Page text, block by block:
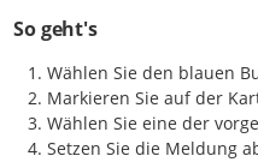
So geht's
Wählen Sie den blauen
Markieren Sie auf der
Wählen Sie eine der
Setzen Sie die Meldung